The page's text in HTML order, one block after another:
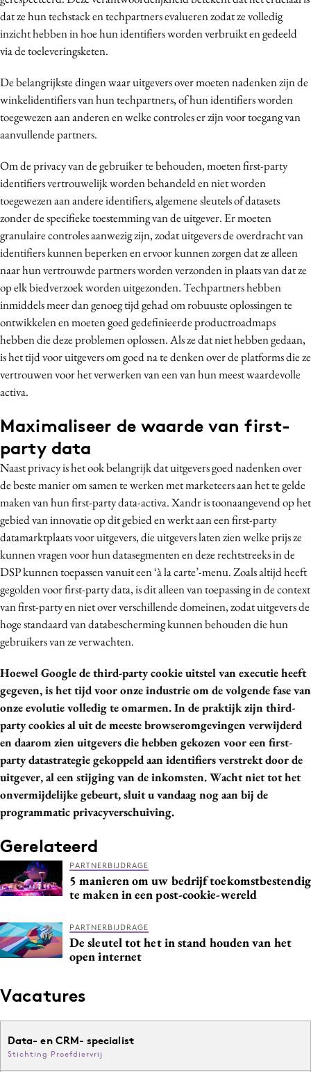
dat ze hun techstack en techpartners evalueren zodat ze volledig
inzicht hebben in hoe hun identifiers worden verbruikt en gedeeld
via de toeleveringsketen.
De belangrijkste dingen waar uitgevers over moeten nadenken zijn de
winkelidentifiers van hun techpartners, of hun identifiers worden
toegewezen aan anderen en welke controles er zijn voor toegang van
aanvullende partners.
Om de privacy van de gebruiker te behouden, moeten first-party
identifiers vertrouwelijk worden behandeld en niet worden
toegewezen aan andere identifiers, algemene sleutels of datasets
zonder de specifieke toestemming van de uitgever. Er moeten
granulaire controles aanwezig zijn, zodat uitgevers de overdracht van
identifiers kunnen beperken en ervoor kunnen zorgen dat ze alleen
naar hun vertrouwde partners worden verzonden in plaats van dat ze
op elk biedverzoek worden uitgezonden. Techpartners hebben
inmiddels meer dan genoeg tijd gehad om robuuste oplossingen te
ontwikkelen en moeten goed gedefinieerde productroadmaps
hebben die deze problemen oplossen. Als ze dat niet hebben gedaan,
is het tijd voor uitgevers om goed na te denken over de platforms die ze
vertrouwen voor het verwerken van een van hun meest waardevolle
activa.
Maximaliseer de waarde van first-
party data
Naast privacy is het ook belangrijk dat uitgevers goed nadenken over
de beste manier om samen te werken met marketeers aan het te gelde
maken van hun first-party data-activa. Xandr is toonaangevend op het
gebied van innovatie op dit gebied en werkt aan een first-party
datamarktplaats voor uitgevers, die uitgevers laten zien welke prijs ze
kunnen vragen voor hun datasegmenten en deze rechtstreeks in de
DSP kunnen toepassen vanuit een ‘à la carte’-menu. Zoals altijd heeft
gegolden voor first-party data, is dit alleen van toepassing in de context
van first-party en niet over verschillende domeinen, zodat uitgevers de
hoge standaard van databescherming kunnen behouden die hun
gebruikers van ze verwachten.
Hoewel Google de third-party cookie uitstel van executie heeft
gegeven, is het tijd voor onze industrie om de volgende fase van
onze evolutie volledig te omarmen. In de praktijk zijn third-
party cookies al uit de meeste browseromgevingen verwijderd
en daarom zien uitgevers die hebben gekozen voor een first-
party datastrategie gekoppeld aan identifiers verstrekt door de
uitgever, al een stijging van de inkomsten. Wacht niet tot het
onvermijdelijke gebeurt, sluit u vandaag nog aan bij de
programmatic privacyverschuiving.
Gerelateerd
PARTNERBIJDRAGE
5 manieren om uw bedrijf toekomstbestendig
te maken in een post-cookie-wereld
PARTNERBIJDRAGE
De sleutel tot het in stand houden van het
open internet
Vacatures
Data- en CRM- specialist
Stichting Proefdiervrij